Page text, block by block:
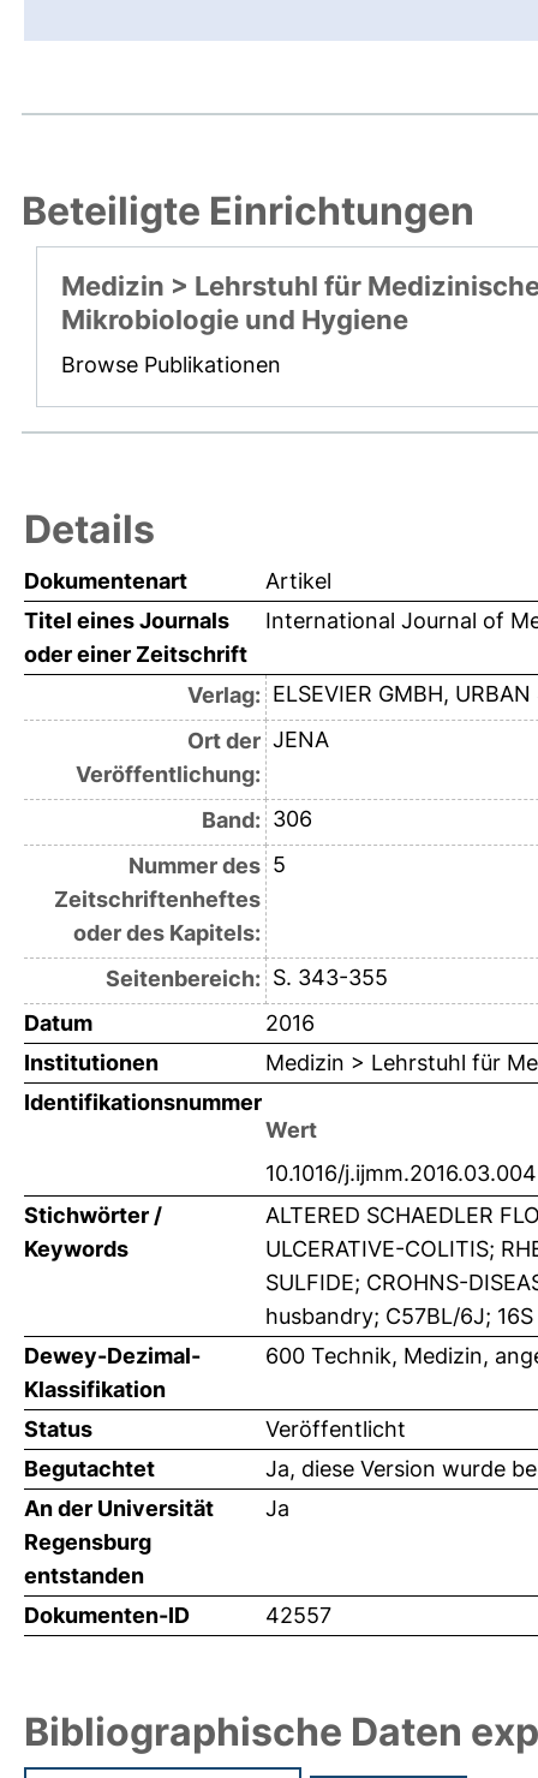
Beteiligte Einrichtungen
Medizin > Lehrstuhl für
Mikrobiologie und Hygiene
Browse Publikationen
Details
Dokumentenart
Artikel
Titel eines Journals
oder einer Zeitschrift
International Journal of
Verlag: ELSEVIER GMBH,
Ort der
Veröffentlichung:
JENA
Band: 306
Nummer des
Zeitschriftenheftes
oder des Kapitels:
5
Seitenbereich: S. 343-355
Datum
2016
Institutionen
Medizin > Lehrstuhl für
Identifikationsnummer
Wert
10.1016/j.ijmm.2016.03.004
Stichwörter /
Keywords
ALTERED SCHAEDLER
ULCERATIVE-COLITIS;
SULFIDE; CROHNS-
husbandry; C57BL/6J;
Dewey-Dezimal-
Klassifikation
600 Technik, Medizin,
Status
Veröffentlicht
Begutachtet
Ja, diese Version wurde
An der Universität
Regensburg
entstanden
Ja
Dokumenten-ID 42557
Bibliographische Daten